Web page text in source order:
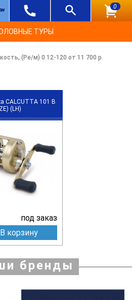
0
ТУРЫ
(Ре/м) 0.12-120 от 11 700 р.
CALCUTTA 101 B
(LH)
под заказ
В корзину
бренды